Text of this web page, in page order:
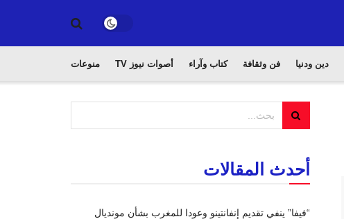
دين ودنيا فن وثقافة كتاب وآراء أصوات نيوز TV منوعات
أحدث المقالات
“فيفا” ينفي تقديم إنفانتينو وعودا للمغرب بشأن مونديال